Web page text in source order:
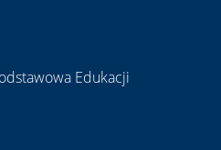
Edukacji